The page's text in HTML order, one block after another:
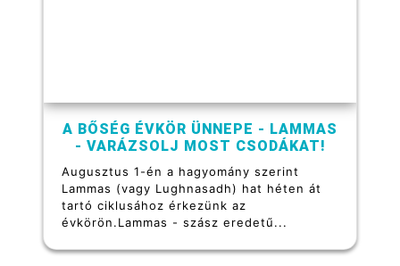
A BŐSÉG ÉVKÖR ÜNNEPE - LAMMAS
- VARÁZSOLJ MOST CSODÁKAT!
Augusztus 1-én a hagyomány szerint
Lammas (vagy Lughnasadh) hat héten át
tartó ciklusához érkezünk az
évkörön.Lammas - szász eredetű...